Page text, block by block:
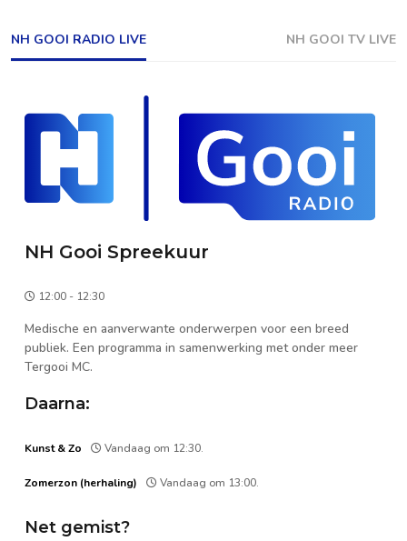
NH GOOI RADIO LIVE NH GOOI TV LIVE
NH Gooi Spreekuur
12:00 - 12:30
Medische en aanverwante onderwerpen voor een breed
publiek. Een programma in samenwerking met onder meer
Tergooi MC.
Daarna:
Kunst & Zo Vandaag om 12:30.
Zomerzon (herhaling) Vandaag om 13:00.
Net gemist?